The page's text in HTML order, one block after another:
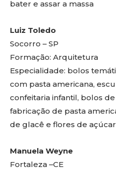
bater e assar a massa
Luiz Toledo
Socorro – SP
Formação: Arquitetura
Especialidade: bolos
com pasta americana,
confeitaria infantil, bolos de
fabricação de pasta
de glacê e flores de
Manuela Weyne
Fortaleza –CE